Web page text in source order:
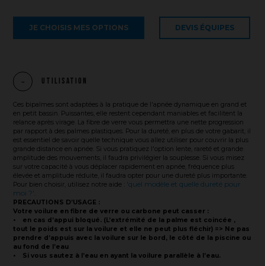
JE CHOISIS MES OPTIONS DEVIS ÉQUIPES
Utilisation
Ces bipalmes sont adaptées à la pratique de l'apnée dynamique en grand et
en petit bassin. Puissantes, elle restent cependant maniables et facilitent la
relance après virage. La fibre de verre vous permettra une nette progression
par rapport à des palmes plastiques. Pour la dureté, en plus de votre gabarit, il
est essentiel de savoir quelle technique vous allez utiliser pour couvrir la plus
grande distance en apnée. Si vous pratiquez l'option lente, rareté et grande
amplitude des mouvements, il faudra privilégier la souplesse. Si vous misez
sur votre capacité à vous déplacer rapidement en apnée, fréquence plus
élevée et amplitude réduite, il faudra opter pour une dureté plus importante.
Pour bien choisir, utilisez notre aide : 'quel modèle et quelle dureté pour
moi ?'
PRECAUTIONS D’USAGE :
Votre voilure en fibre de verre ou carbone peut casser :
• en cas d’appui bloqué. (L’extrémité de la palme est coincée ,
tout le poids est sur la voilure et elle ne peut plus fléchir) => Ne pas
prendre d’appuis avec la voilure sur le bord, le côté de la piscine ou
au fond de l’eau
• Si vous sautez à l’eau en ayant la voilure parallèle à l’eau.